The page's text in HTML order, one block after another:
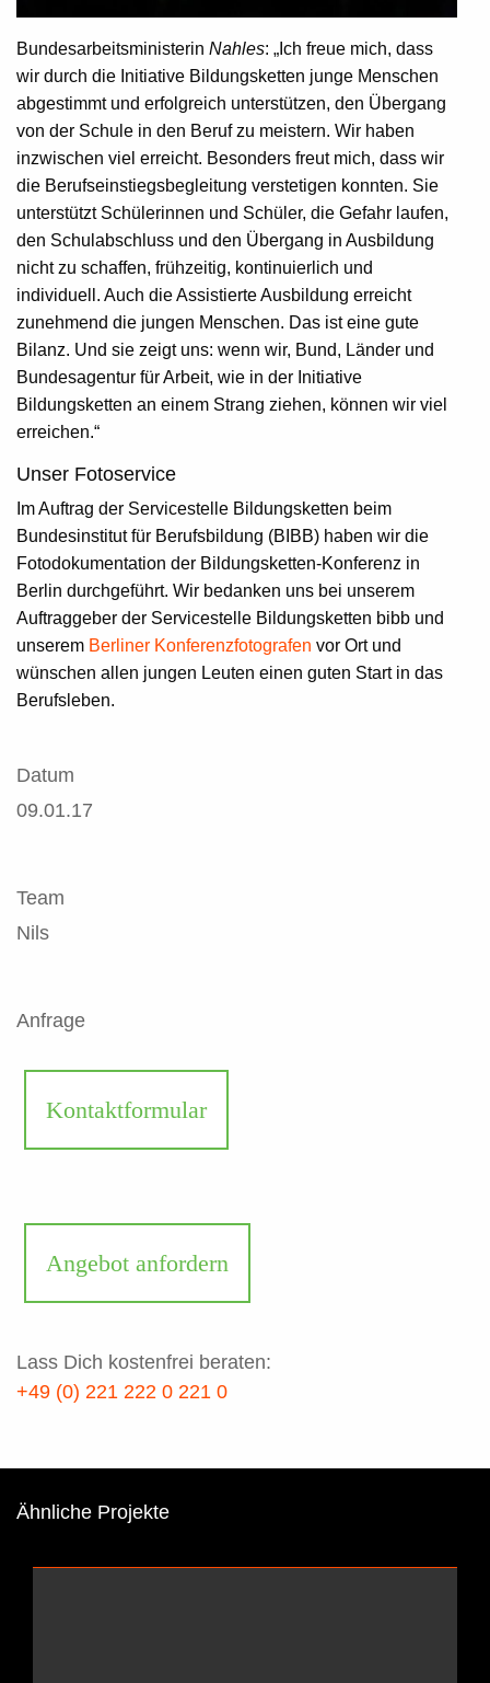
Bundesarbeitsministerin Nahles: „Ich freue mich, dass
wir durch die Initiative Bildungsketten junge Menschen
abgestimmt und erfolgreich unterstützen, den Übergang
von der Schule in den Beruf zu meistern. Wir haben
inzwischen viel erreicht. Besonders freut mich, dass wir
die Berufseinstiegsbegleitung verstetigen konnten. Sie
unterstützt Schülerinnen und Schüler, die Gefahr laufen,
den Schulabschluss und den Übergang in Ausbildung
nicht zu schaffen, frühzeitig, kontinuierlich und
individuell. Auch die Assistierte Ausbildung erreicht
zunehmend die jungen Menschen. Das ist eine gute
Bilanz. Und sie zeigt uns: wenn wir, Bund, Länder und
Bundesagentur für Arbeit, wie in der Initiative
Bildungsketten an einem Strang ziehen, können wir viel
erreichen.“
Unser Fotoservice
Im Auftrag der Servicestelle Bildungsketten beim
Bundesinstitut für Berufsbildung (BIBB) haben wir die
Fotodokumentation der Bildungsketten-Konferenz in
Berlin durchgeführt. Wir bedanken uns bei unserem
Auftraggeber der Servicestelle Bildungsketten bibb und
unserem Berliner Konferenzfotografen vor Ort und
wünschen allen jungen Leuten einen guten Start in das
Berufsleben.
Datum
09.01.17
Team
Nils
Anfrage
Kontaktformular
Angebot anfordern
Lass Dich kostenfrei beraten:
+49 (0) 221 222 0 221 0
Ähnliche Projekte